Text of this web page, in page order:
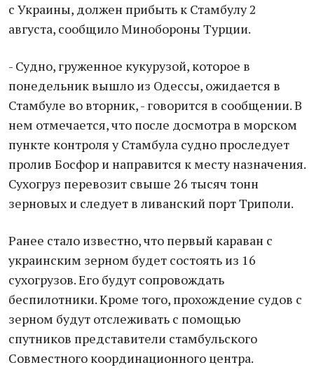
с Украины, должен прибыть к Стамбулу 2
августа, сообщило Минобороны Турции.
- Судно, груженное кукурузой, которое в
понедельник вышло из Одессы, ожидается в
Стамбуле во вторник, - говорится в сообщении. В
нем отмечается, что после досмотра в морском
пункте контроля у Стамбула судно проследует
пролив Босфор и направится к месту назначения.
Сухогруз перевозит свыше 26 тысяч тонн
зерновых и следует в ливанский порт Триполи.
Ранее стало известно, что первый караван с
украинским зерном будет состоять из 16
сухогрузов. Его будут сопровождать
беспилотники. Кроме того, прохождение судов с
зерном будут отслеживать с помощью
спутников представители стамбульского
Совместного координационного центра.